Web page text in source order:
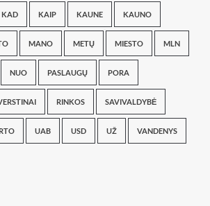
KAD KAIP KAUNE KAUNO
MANO METŲ MIESTO MLN
NUO PASLAUGŲ PORA
RINKOS SAVIVALDYBĖ
UAB USD UŽ VANDENYS